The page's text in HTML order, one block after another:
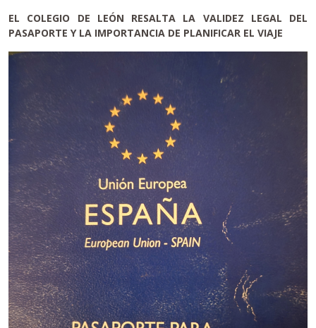
EL COLEGIO DE LEÓN RESALTA LA VALIDEZ LEGAL DEL
PASAPORTE Y LA IMPORTANCIA DE PLANIFICAR EL VIAJE